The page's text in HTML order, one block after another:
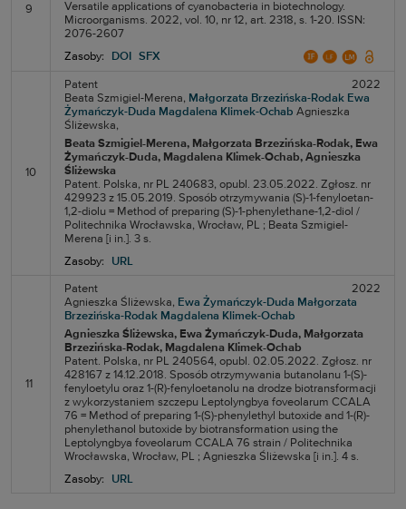
9
Versatile applications of cyanobacteria in biotechnology.
Microorganisms. 2022, vol. 10, nr 12, art. 2318, s. 1-20. ISSN:
2076-2607
Zasoby:
DOI SFX
10
Patent
2022
Beata Szmigiel-Merena, Małgorzata Brzezińska-Rodak Ewa
Żymańczyk-Duda Magdalena Klimek-Ochab Agnieszka
Śliżewska,
Beata Szmigiel-Merena, Małgorzata Brzezińska-Rodak, Ewa
Żymańczyk-Duda, Magdalena Klimek-Ochab, Agnieszka
Śliżewska
Patent. Polska, nr PL 240683, opubl. 23.05.2022. Zgłosz. nr
429923 z 15.05.2019. Sposób otrzymywania (S)-1-fenyloetan-
1,2-diolu = Method of preparing (S)-1-phenylethane-1,2-diol /
Politechnika Wrocławska, Wrocław, PL ; Beata Szmigiel-
Merena [i in.]. 3 s.
Zasoby:
URL
11
Patent
2022
Agnieszka Śliżewska, Ewa Żymańczyk-Duda Małgorzata
Brzezińska-Rodak Magdalena Klimek-Ochab
Agnieszka Śliżewska, Ewa Żymańczyk-Duda, Małgorzata
Brzezińska-Rodak, Magdalena Klimek-Ochab
Patent. Polska, nr PL 240564, opubl. 02.05.2022. Zgłosz. nr
428167 z 14.12.2018. Sposób otrzymywania butanolanu 1-(S)-
fenyloetylu oraz 1-(R)-fenyloetanolu na drodze biotransformacji
z wykorzystaniem szczepu Leptolyngbya foveolarum CCALA
76 = Method of preparing 1-(S)-phenylethyl butoxide and 1-(R)-
phenylethanol butoxide by biotransformation using the
Leptolyngbya foveolarum CCALA 76 strain / Politechnika
Wrocławska, Wrocław, PL ; Agnieszka Śliżewska [i in.]. 4 s.
Zasoby:
URL